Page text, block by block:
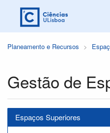
Planeamento e Recursos
Gestão de
Espaços Superiores